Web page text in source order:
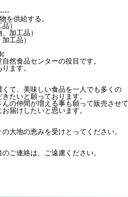
を供給する。
）
加工品）
工品）
然食品センターの役目です。
ます。
て、美味しい食品を一人でも多くの
たいと願っております。
の仲間が増える事も願って販売させて
届けしたいと思います。
大地の恵みを受けとってください。
ご連絡は、ご遠慮ください。